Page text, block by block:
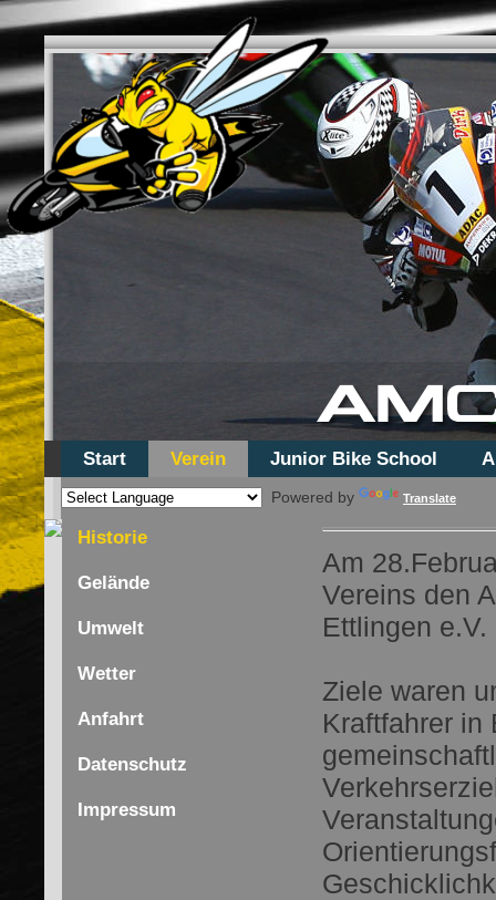
Start Verein Junior Bike School
Powered by Translate
Historie
Gelände
Umwelt
Wetter
Anfahrt
Datenschutz
Impressum
Am
Vereins den
Ettlingen
Ziele waren
Kraftfahrer in